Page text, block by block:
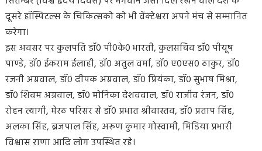
दूसरे हॉस्पिटल्स के चिकित्सको को भी वेंक्टेश्वरा अपने मंच से सम्मानित
करेगा।
इस अवसर पर कुलपति डॉ0 पी0के0 भारती, कुलसचिव डॉ0 पीयूष
पाण्डे, डॉ0 ईकराम ईलाही, डॉ0 अतुल वर्मा, डॉ0 ए0एस0 ठाकुर, डॉ0
रजनी अग्रवाल, डॉ0 दीपक अग्रवाल, डॉ0 प्रियंका, डॉ0 सुभाष मिश्रा,
डॉ0 शिवम अग्रवाल, डॉ0 मोनिका देशववाल, डॉ0 राजीव रंजन, डॉ0
रोहन त्यागी, मेरठ परिसर से डॉ0 प्रभात श्रीवास्तव, डॉ0 प्रताप सिंह,
अलका सिंह, ब्रजपाल सिंह, अरूण कुमार गोस्वामी, मिडिया प्रभारी
विश्वास राणा आदि लोग उपस्थित रहे।